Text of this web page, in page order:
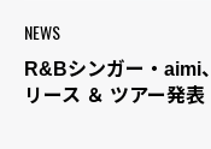
NEWS
R&Bシンガー・aimi
リース ＆ ツアー発表